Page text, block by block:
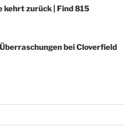
kehrt zurück | Find 815
bei Cloverfield